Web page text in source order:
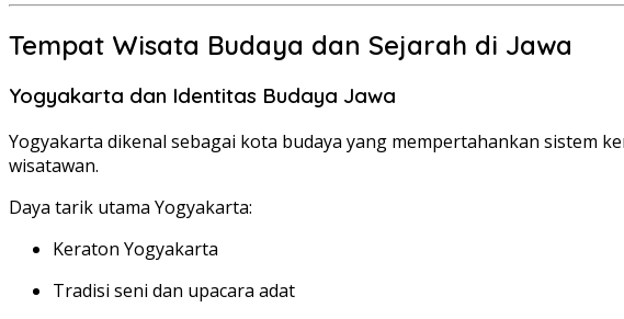
Tempat Wisata Budaya dan Sejarah di Jawa
Yogyakarta dan Identitas Budaya Jawa
Yogyakarta dikenal sebagai kota budaya yang mempertahankan sistem
wisatawan.
Daya tarik utama Yogyakarta:
Keraton Yogyakarta
Tradisi seni dan upacara adat